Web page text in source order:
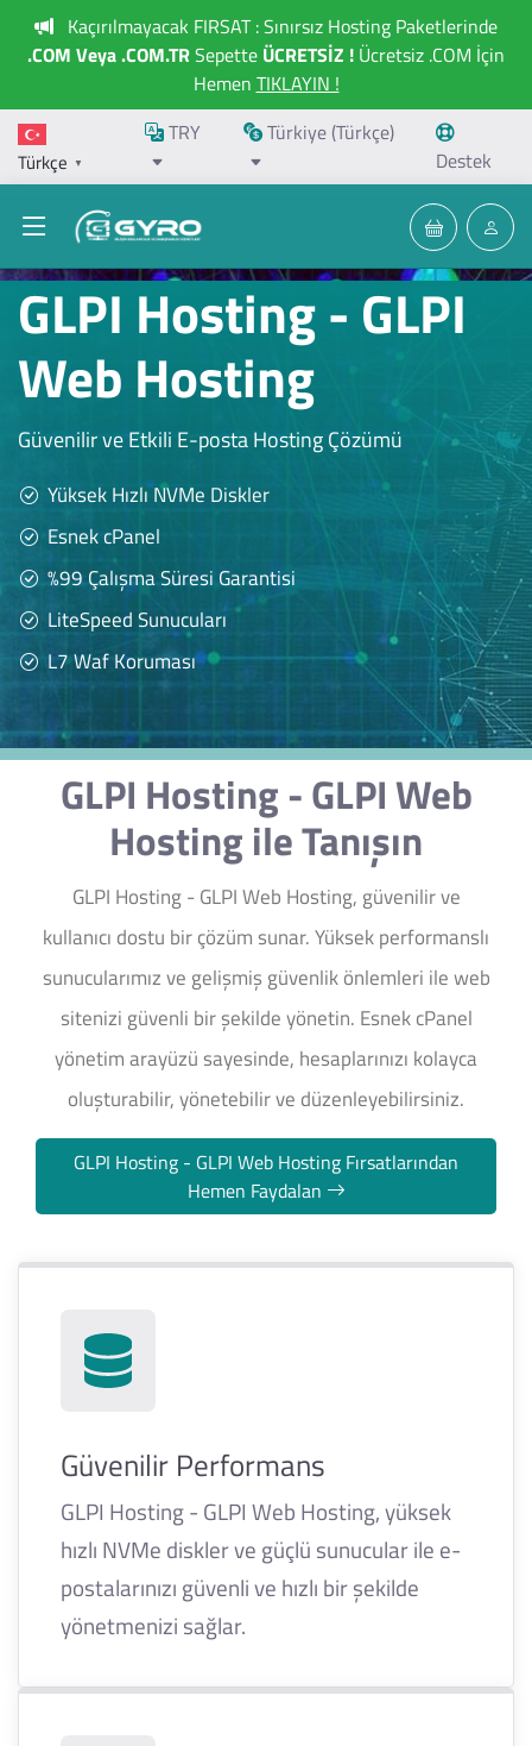
Kaçırılmayacak FIRSAT : Sınırsız Hosting Paketlerinde
.COM Veya .COM.TRSepette ÜCRETSİZ ! Ücretsiz .COM İçin
Hemen TIKLAYIN !
Türkçe ▼
TRY
Türkiye (Türkçe)
Destek
GLPI Hosting - GLPI
Web Hosting
Güvenilir ve Etkili E-posta Hosting Çözümü
Yüksek Hızlı NVMe Diskler
Esnek cPanel
%99 Çalışma Süresi Garantisi
LiteSpeed Sunucuları
L7 Waf Koruması
GLPI Hosting - GLPI Web
Hosting ile Tanışın
GLPI Hosting - GLPI Web Hosting, güvenilir ve
kullanıcı dostu bir çözüm sunar. Yüksek performanslı
sunucularımız ve gelişmiş güvenlik önlemleri ile web
sitenizi güvenli bir şekilde yönetin. Esnek cPanel
yönetim arayüzü sayesinde, hesaplarınızı kolayca
oluşturabilir, yönetebilir ve düzenleyebilirsiniz.
GLPI Hosting - GLPI Web Hosting Fırsatlarından
Hemen Faydalan
Güvenilir Performans
GLPI Hosting - GLPI Web Hosting, yüksek
hızlı NVMe diskler ve güçlü sunucular ile e-
postalarınızı güvenli ve hızlı bir şekilde
yönetmenizi sağlar.